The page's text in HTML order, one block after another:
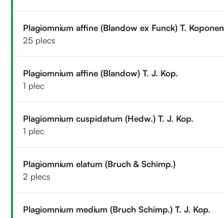
Plagiomnium affine (Blandow ex Funck) T. Koponen
25 plecs
Plagiomnium affine (Blandow) T. J. Kop.
1 plec
Plagiomnium cuspidatum (Hedw.) T. J. Kop.
1 plec
Plagiomnium elatum (Bruch & Schimp.)
2 plecs
Plagiomnium medium (Bruch Schimp.) T. J. Kop.